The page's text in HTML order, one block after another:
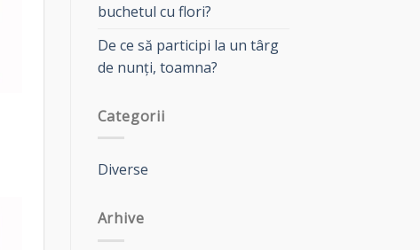
buchetul cu flori?
De ce să participi la un târg
de nunți, toamna?
Categorii
Diverse
Arhive